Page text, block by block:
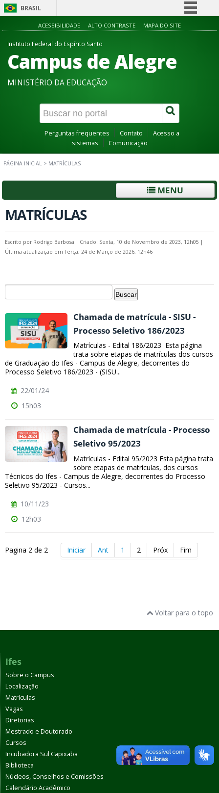
BRASIL
Simplifique!
Acesso à informação
Canais
ACESSIBILIDADE ALTO CONTRASTE MAPA DO SITE
Instituto Federal do Espírito Santo
Campus de Alegre
MINISTÉRIO DA EDUCAÇÃO
Perguntas frequentes Contato
Acesso a
sistemas
Comunicação
PÁGINA INICIAL > MATRÍCULAS
MENU
MATRÍCULAS
Escrito por Rodrigo Barbosa | Criado: Sexta, 10 de Novembro de 2023, 12h05 |
Última atualização em Terça, 24 de Março de 2026, 12h46
Chamada de matrícula - SISU -
Processo Seletivo 186/2023
Matrículas - Edital 186/2023 Esta página
trata sobre etapas de matrículas dos cursos
de Graduação do Ifes - Campus de Alegre, decorrentes do
Processo Seletivo 186/2023 - (SISU...
22/01/24
15h03
Chamada de matrícula - Processo
Seletivo 95/2023
Matrículas - Edital 95/2023 Esta página trata
sobre etapas de matrículas, dos cursos
Técnicos do Ifes - Campus de Alegre, decorrentes do Processo
Seletivo 95/2023 - Cursos...
10/11/23
12h03
Pagina 2 de 2 Iniciar Ant 1 2 Próx Fim
Voltar para o topo
Ifes
Sobre o Campus
Localização
Matrículas
Vagas
Diretorias
Mestrado e Doutorado
Cursos
Incubadora Sul Capixaba
Biblioteca
Núcleos, Conselhos e Comissões
Calendário Acadêmico